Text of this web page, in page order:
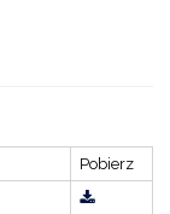
Pobierz